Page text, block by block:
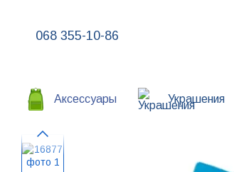
068 355-10-86
Аксессуары Украшения